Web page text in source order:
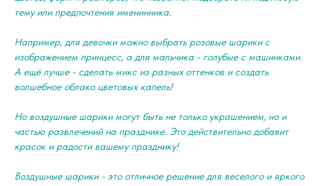
тему или предпочтения именинника.
Например, для девочки можно выбрать розовые шарики с
изображением принцесс, а для мальчика - голубые с машинками.
А ещё лучше - сделать микс из разных оттенков и создать
волшебное облако цветовых капель!
Но воздушные шарики могут быть не только украшением, но и
частью развлечений на празднике. Это действительно добавит
красок и радости вашему празднику!
Воздушные шарики - это отличное решение для веселого и яркого